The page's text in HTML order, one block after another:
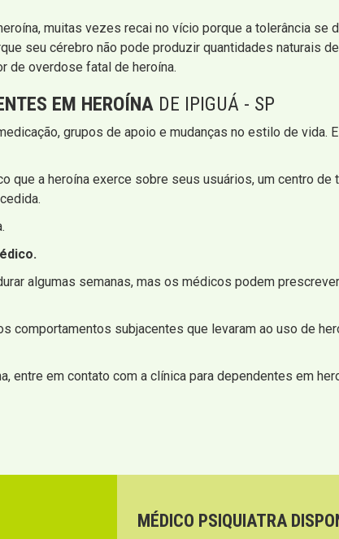
muitas vezes recai no vício porque a tolerância se
seu cérebro não pode produzir quantidades naturais
de overdose fatal de heroína.
EM HEROÍNA DE IPIGUÁ - SP
grupos de apoio e mudanças no estilo de
que a heroína exerce sobre seus usuários, um centro
algumas semanas, mas os médicos podem
comportamentos subjacentes que levaram ao uso de
entre em contato com a clínica para dependentes em
MÉDICO PSIQUIATRA